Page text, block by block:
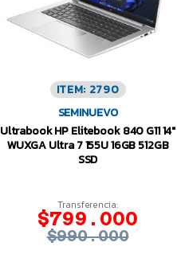
ITEM: 2790
SEMINUEVO
Ultrabook HP Elitebook 840 G11 14″
WUXGA Ultra 7 155U 16GB 512GB
SSD
Transferencia:
$799.000
$990.000